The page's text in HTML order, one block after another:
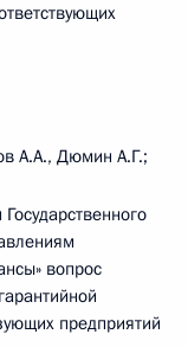
А.А., Дюмин А.Г.;
вопрос
предприятий